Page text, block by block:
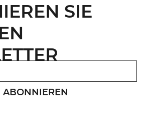
ABONNIEREN
SIE